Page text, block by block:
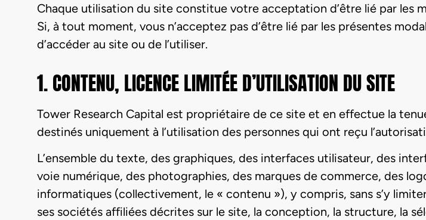
Chaque utilisation du site constitue votre acceptation d’être lié par les
Si, à tout moment, vous n’acceptez pas d’être lié par les présentes
d’accéder au site ou de l’utiliser.
1. CONTENU, LICENCE LIMITÉE D’UTILISATION DU SITE
Tower Research Capital est propriétaire de ce site et en effectue la
destinés uniquement à l’utilisation des personnes qui ont reçu
L’ensemble du texte, des graphiques, des interfaces utilisateur, des
voie numérique, des photographies, des marques de commerce, des
informatiques (collectivement, le « contenu »), y compris, sans s’y
ses sociétés affiliées décrites sur le site, la conception, la structure, la